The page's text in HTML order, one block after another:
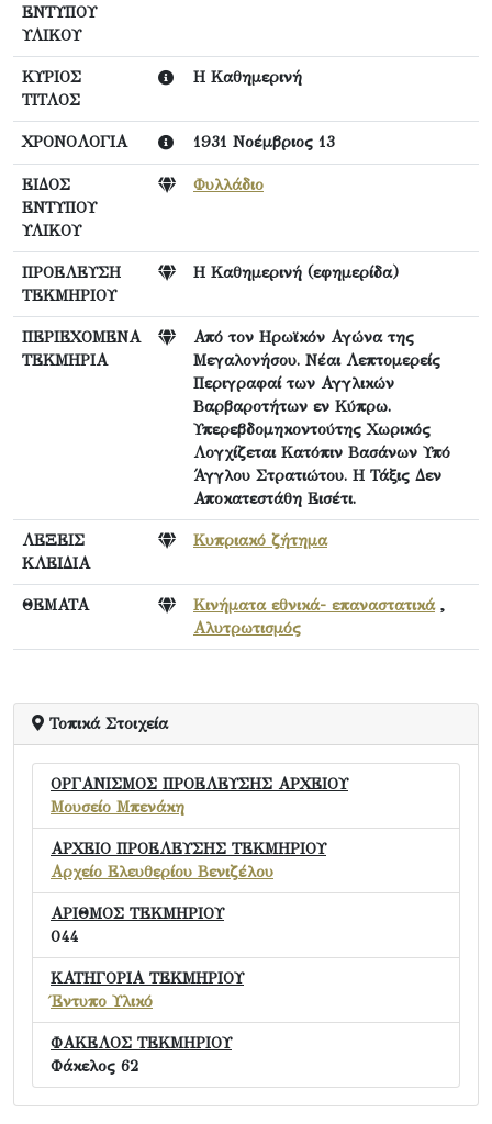
ΕΝΤΥΠΟΥ
ΥΛΙΚΟΥ
ΚΥΡΙΟΣ
ΤΙΤΛΟΣ
Η Καθημερινή
ΧΡΟΝΟΛΟΓΙΑ 1931 Νοέμβριος 13
ΕΙΔΟΣ
ΕΝΤΥΠΟΥ
ΥΛΙΚΟΥ
Φυλλάδιο
ΠΡΟΕΛΕΥΣΗ
ΤΕΚΜΗΡΙΟΥ
Η Καθημερινή (εφημερίδα)
ΠΕΡΙΕΧΟΜΕΝΑ
ΤΕΚΜΗΡΙΑ
Από τον Ηρωϊκόν Αγώνα της
Μεγαλονήσου. Νέαι Λεπτομερείς
Περιγραφαί των Αγγλικών
Βαρβαροτήτων εν Κύπρω.
Υπερεβδομηκοντούτης Χωρικός
Λογχίζεται Κατόπιν Βασάνων Υπό
Άγγλου Στρατιώτου. Η Τάξις Δεν
Αποκατεστάθη Εισέτι.
ΛΕΞΕΙΣ
ΚΛΕΙΔΙΑ
Κυπριακό ζήτημα
ΘΕΜΑΤΑ Κινήματα εθνικά- επαναστατικά,
Αλυτρωτισμός
Τοπικά Στοιχεία
ΟΡΓΑΝΙΣΜΟΣ ΠΡΟΕΛΕΥΣΗΣ ΑΡΧΕΙΟΥ
Μουσείο Μπενάκη
ΑΡΧΕΙΟ ΠΡΟΕΛΕΥΣΗΣ ΤΕΚΜΗΡΙΟΥ
Αρχείο Ελευθερίου Βενιζέλου
ΑΡΙΘΜΟΣ ΤΕΚΜΗΡΙΟΥ
044
ΚΑΤΗΓΟΡΙΑ ΤΕΚΜΗΡΙΟΥ
Έντυπο Υλικό
ΦΑΚΕΛΟΣ ΤΕΚΜΗΡΙΟΥ
Φάκελος 62